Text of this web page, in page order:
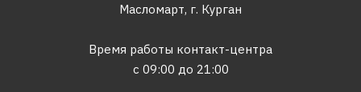
Масломарт, г. Курган
Время работы контакт-центра
с 09:00 до 21:00